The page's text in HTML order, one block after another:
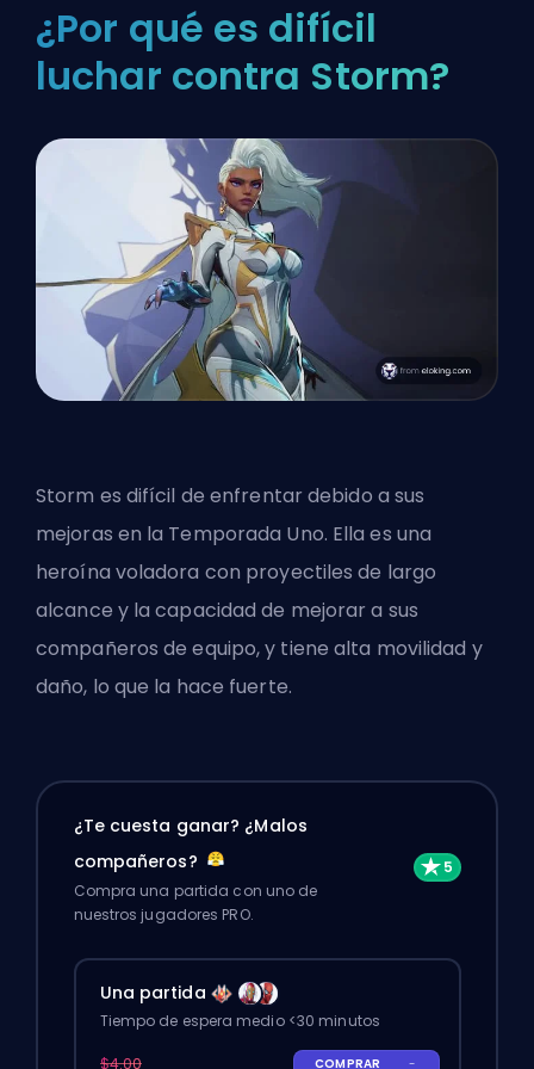
¿Por qué es difícil
luchar contra Storm?
Storm es difícil de enfrentar debido a sus
mejoras en la Temporada Uno. Ella es una
heroína voladora con proyectiles de largo
alcance y la capacidad de mejorar a sus
compañeros de equipo, y tiene alta movilidad y
daño, lo que la hace fuerte.
¿Te cuesta ganar? ¿Malos
compañeros?
Compra una partida con uno de
nuestros jugadores PRO.
Una partida
Tiempo de espera medio <30 minutos
$4.00
COMPRAR
-